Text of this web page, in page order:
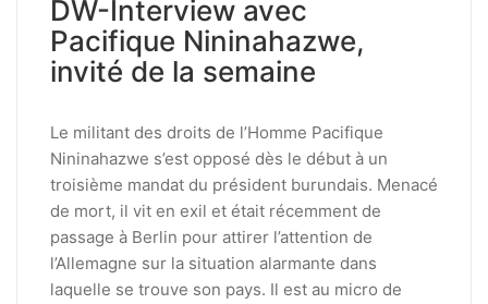
DW-Interview avec
Pacifique Nininahazwe,
invité de la semaine
Le militant des droits de l’Homme Pacifique
Nininahazwe s’est opposé dès le début à un
troisième mandat du président burundais. Menacé
de mort, il vit en exil et était récemment de
passage à Berlin pour attirer l’attention de
l’Allemagne sur la situation alarmante dans
laquelle se trouve son pays. Il est au micro de